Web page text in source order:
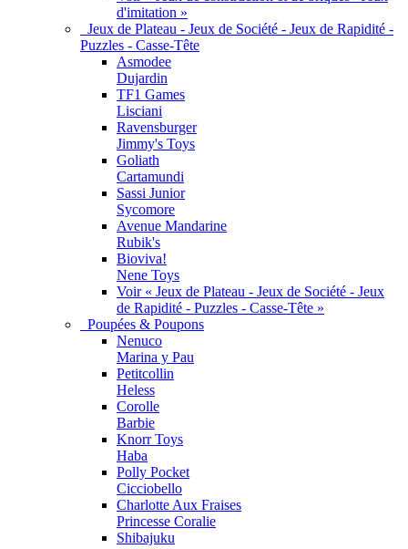
d'imitation »
Jeux de Plateau - Jeux de Société - Jeux de Rapidité -
Puzzles - Casse-Tête
Asmodee
Dujardin
TF1 Games
Lisciani
Ravensburger
Jimmy's Toys
Goliath
Cartamundi
Sassi Junior
Sycomore
Avenue Mandarine
Rubik's
Bioviva!
Nene Toys
Voir « Jeux de Plateau - Jeux de Société - Jeux
de Rapidité - Puzzles - Casse-Tête »
Poupées & Poupons
Nenuco
Marina y Pau
Petitcollin
Heless
Corolle
Barbie
Knorr Toys
Haba
Polly Pocket
Cicciobello
Charlotte Aux Fraises
Princesse Coralie
Shibajuku